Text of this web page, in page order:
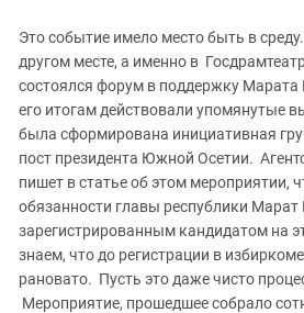
ЮФО
Это событие имело место быть в
другом месте, а именно в
состоялся форум в поддержку
его итогам действовали упомянутые
была сформирована инициативная
пост президента Южной Осетии.
пишет в статье об этом мероприятии,
обязанности главы республики
зарегистрированным кандидатом на
знаем, что до регистрации в
рановато. Пусть это даже чисто
Мероприятие, прошедшее собрало